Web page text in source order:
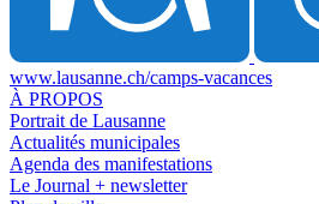
www.lausanne.ch/camps-vacances
À PROPOS
Portrait de Lausanne
Actualités municipales
Agenda des manifestations
Le Journal + newsletter